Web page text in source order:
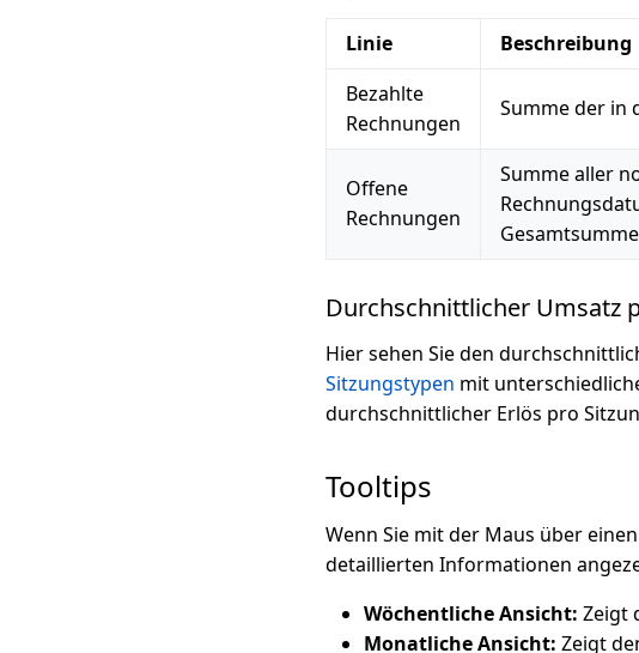
Linie
Beschreibung
Bezahlte
Rechnungen
Summe der in
Offene
Rechnungen
Summe aller
Durchschnittlicher Umsatz
Hier sehen Sie den
Sitzungstypen mit
durchschnittlicher Erlös pro
Tooltips
Wenn Sie mit der Maus über
detaillierten Informationen
Wöchentliche Ansicht: Zeigt
Monatliche Ansicht: Zeigt